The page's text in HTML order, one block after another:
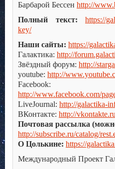
Барбарой Бессен http://
Полный текст:
https://
key/
Наши сайты: https://
Галактика: http://
Звёздный форум: http://
youtube: http://
Facebook:
http://www.facebook.com/
LiveJournal: http://galactika-
ВКонтакте: http://
Почтовая рассылка
http://subscribe.ru/catalog/
О Цолькине: https://
Международный Проект